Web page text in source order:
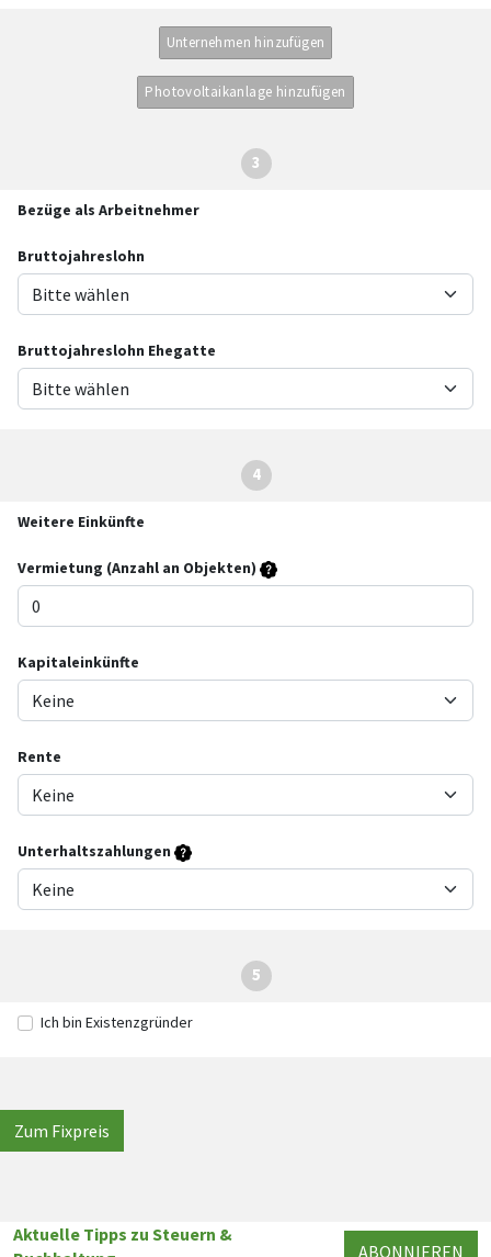
Unternehmen hinzufügen
Photovoltaikanlage hinzufügen
3
Bezüge als Arbeitnehmer
Bruttojahreslohn
Bruttojahreslohn Ehegatte
4
Weitere Einkünfte
Vermietung (Anzahl an Objekten)
Kapitaleinkünfte
Rente
Unterhaltszahlungen
5
Ich bin Existenzgründer
Zum Fixpreis
Aktuelle Tipps zu Steuern &
ABONNIEREN